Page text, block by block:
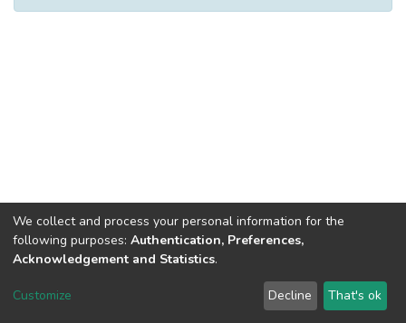
Dspace & Volodymyr Dahl East Ukrainian National University
LYRASIS
Send Feedback
We collect and process your personal information for the
following purposes: Authentication, Preferences,
Acknowledgement and Statistics.
Customize Decline That's ok